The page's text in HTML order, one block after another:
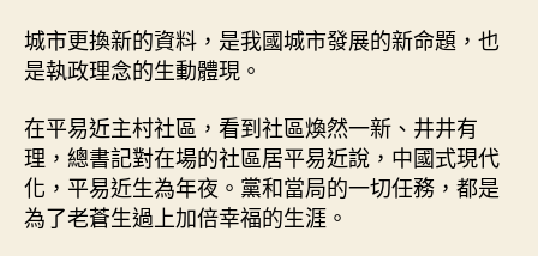
城市更換新的資料，是我國城市發展的新命題，也
是執政理念的生動體現。
在平易近主村社區，看到社區煥然一新、井井有
理，總書記對在場的社區居平易近說，中國式現代
化，平易近生為年夜。黨和當局的一切任務，都是
為了老蒼生過上加倍幸福的生涯。